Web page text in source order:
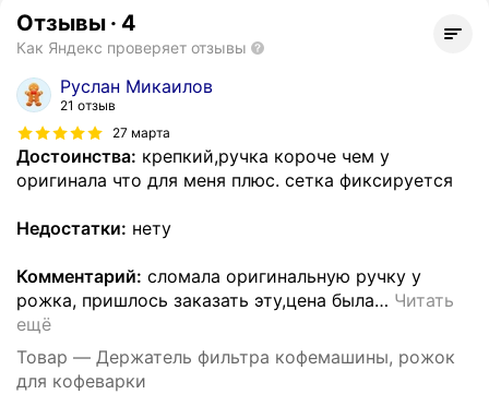
Отзывы · 4
Как Яндекс проверяет отзывы
Руслан Микаилов
21 отзыв
27 марта
Достоинства: крепкий,ручка короче чем у
оригинала что для меня плюс. сетка фиксируется
Недостатки: нету
Комментарий: сломала оригинальную ручку у
рожка, пришлось заказать эту,цена была… Читать
ещё
Товар — Держатель фильтра кофемашины, рожок
для кофеварки